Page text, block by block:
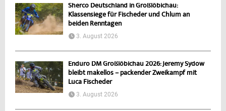
Sherco Deutschland in Großlöbichau:
Klassensiege für Fischeder und Chlum an
beiden Renntagen
3. August 2026
Enduro DM Großlöbichau 2026: Jeremy Sydow
bleibt makellos – packender Zweikampf mit
Luca Fischeder
3. August 2026